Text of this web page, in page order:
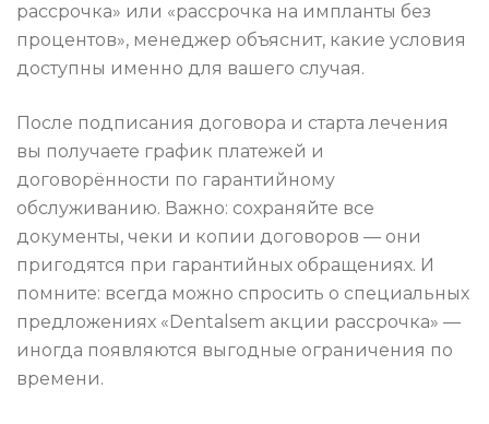
рассрочка» или «рассрочка на импланты без
процентов», менеджер объяснит, какие условия
доступны именно для вашего случая.
После подписания договора и старта лечения
вы получаете график платежей и
договорённости по гарантийному
обслуживанию. Важно: сохраняйте все
документы, чеки и копии договоров — они
пригодятся при гарантийных обращениях. И
помните: всегда можно спросить о специальных
предложениях «Dentalsem акции рассрочка» —
иногда появляются выгодные ограничения по
времени.